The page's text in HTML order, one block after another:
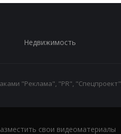
Недвижимость
"Реклама", "PR",
свои видеоматериалы